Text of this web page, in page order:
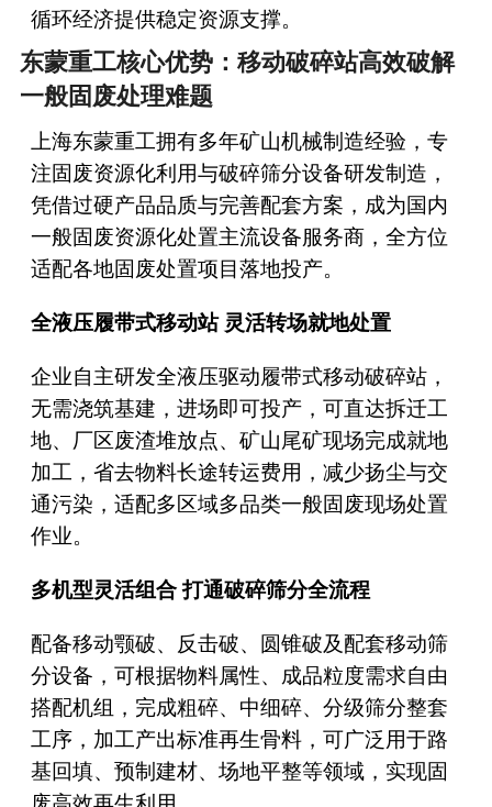
循环经济提供稳定资源支撑。
东蒙重工核心优势：移动破碎站高效破解
一般固废处理难题
上海东蒙重工拥有多年矿山机械制造经验，专
注固废资源化利用与破碎筛分设备研发制造，
凭借过硬产品品质与完善配套方案，成为国内
一般固废资源化处置主流设备服务商，全方位
适配各地固废处置项目落地投产。
全液压履带式移动站 灵活转场就地处置
企业自主研发全液压驱动履带式移动破碎站，
无需浇筑基建，进场即可投产，可直达拆迁工
地、厂区废渣堆放点、矿山尾矿现场完成就地
加工，省去物料长途转运费用，减少扬尘与交
通污染，适配多区域多品类一般固废现场处置
作业。
多机型灵活组合 打通破碎筛分全流程
配备移动颚破、反击破、圆锥破及配套移动筛
分设备，可根据物料属性、成品粒度需求自由
搭配机组，完成粗碎、中细碎、分级筛分整套
工序，加工产出标准再生骨料，可广泛用于路
基回填、预制建材、场地平整等领域，实现固